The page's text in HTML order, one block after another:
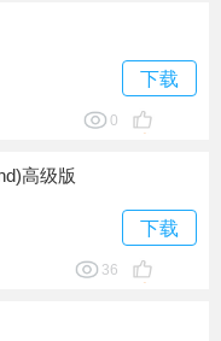
下载
0
高级版
下载
36